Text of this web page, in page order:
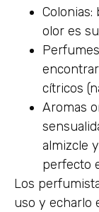
olor es
cítricos
Aromas
almizcle
perfecto
Los
uso y echarlo